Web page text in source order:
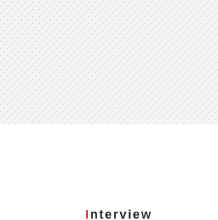
Interview